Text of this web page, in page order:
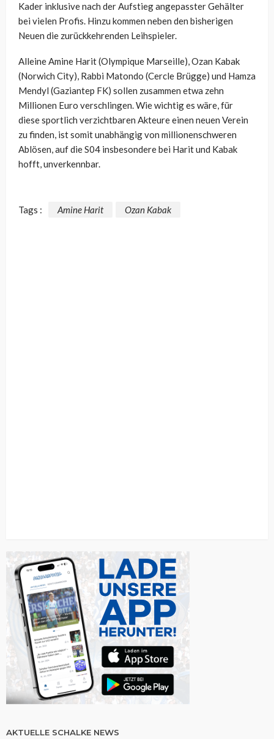
Kader inklusive nach der Aufstieg angepasster Gehälter
bei vielen Profis. Hinzu kommen neben den bisherigen
Neuen die zurückkehrenden Leihspieler.
Alleine Amine Harit (Olympique Marseille), Ozan Kabak
(Norwich City), Rabbi Matondo (Cercle Brügge) und Hamza
Mendyl (Gaziantep FK) sollen zusammen etwa zehn
Millionen Euro verschlingen. Wie wichtig es wäre, für
diese sportlich verzichtbaren Akteure einen neuen Verein
zu finden, ist somit unabhängig von millionenschweren
Ablösen, auf die S04 insbesondere bei Harit und Kabak
hofft, unverkennbar.
Tags : Amine Harit Ozan Kabak
AKTUELLE SCHALKE NEWS